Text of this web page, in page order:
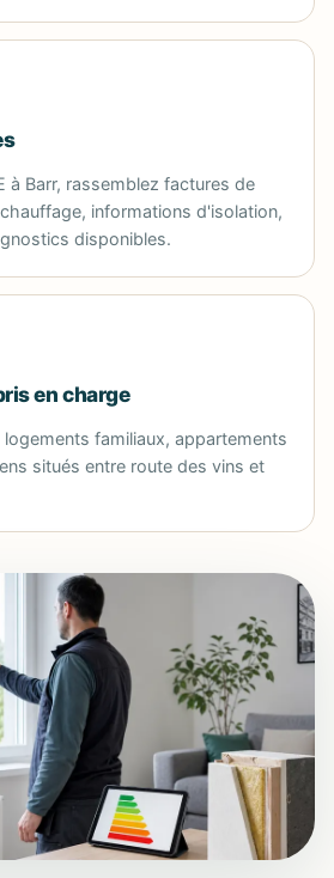
à Barr, rassemblez factures de
informations d'isolation,
disponibles.
en charge
logements familiaux, appartements
situés entre route des vins et